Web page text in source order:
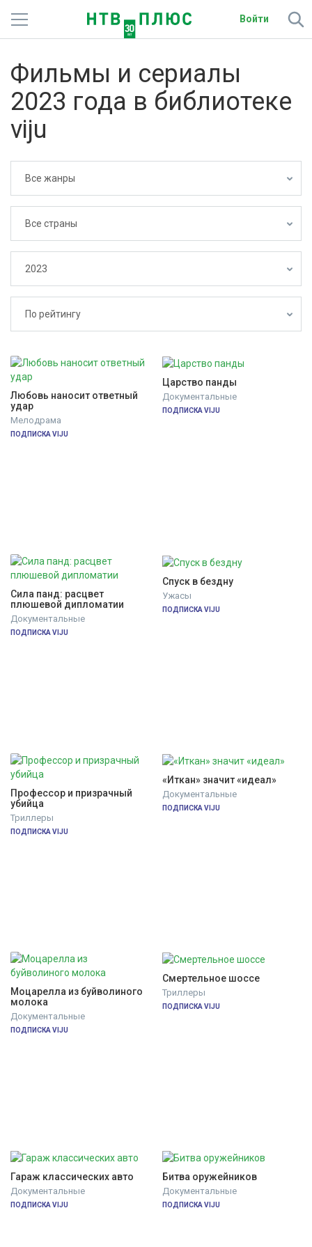
Войти
Фильмы и сериалы
Спорт
Радио
Спутниковым абонентам
О сайте
Активировать промокод
Фильмы и сериалы
2023 года в библиотеке
viju
Все жанры
Все страны
2023
По рейтингу
Любовь наносит ответный
удар
Мелодрама
ПОДПИСКА VIJU
Царство панды
Документальные
ПОДПИСКА VIJU
Сила панд: расцвет
плюшевой дипломатии
Документальные
ПОДПИСКА VIJU
Спуск в бездну
Ужасы
ПОДПИСКА VIJU
Профессор и призрачный
убийца
Триллеры
ПОДПИСКА VIJU
«Иткан» значит «идеал»
Документальные
ПОДПИСКА VIJU
Моцарелла из буйволиного
молока
Документальные
ПОДПИСКА VIJU
Смертельное шоссе
Триллеры
ПОДПИСКА VIJU
Гараж классических авто
Документальные
ПОДПИСКА VIJU
Битва оружейников
Документальные
ПОДПИСКА VIJU